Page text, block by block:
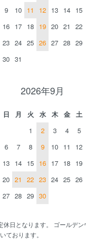
9
10 11 12 13 14 15
16 17 18 19 20 21
22
23 24 25 26 27 28 29
30 31
2026年9月
日 月 火 水 木 金
土
1
2 3 4
5
6
7 8 9 10 11
12
13 14 15 16 17 18 19
20 21 22 23 24 25 26
27 28 29 30
休日となります。 ゴールデ
ております。